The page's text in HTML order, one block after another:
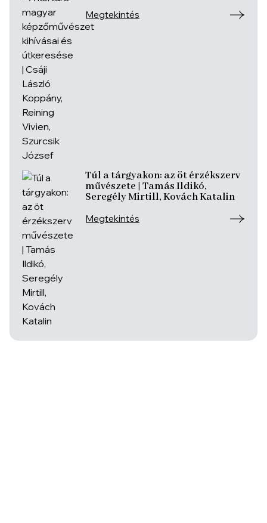
József
Megtekintés
Túl a tárgyakon: az öt érzékszerv
művészete | Tamás Ildikó,
Seregély Mirtill, Kovách Katalin
Megtekintés